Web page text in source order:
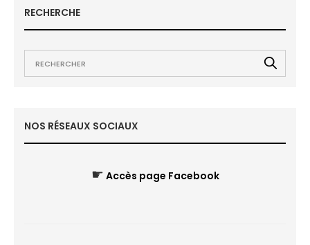
RECHERCHE
NOS RÉSEAUX SOCIAUX
☛ Accès page Facebook